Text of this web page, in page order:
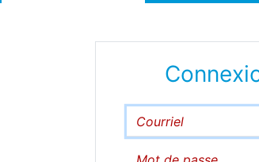
Courriel
Mot de passe